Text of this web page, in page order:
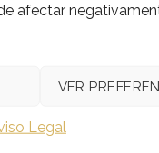
afectar
VER
Legal
es 7 cm y la